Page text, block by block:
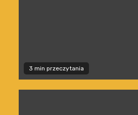
3 min przeczytania